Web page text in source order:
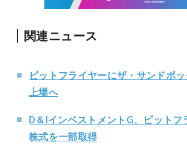
関連ニュース
ビットフライヤーにザ・サンドボッ
上場へ
D＆IインベストメントG、ビットフ
株式を一部取得